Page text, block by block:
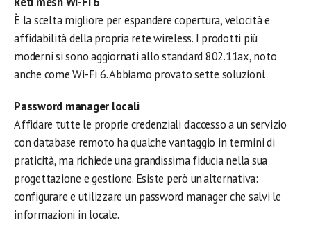
È la scelta migliore per espandere copertura, velocità e
affidabilità della propria rete wireless. I prodotti più
moderni si sono aggiornati allo standard 802.11ax, noto
anche come Wi-Fi 6. Abbiamo provato sette soluzioni.
Password manager locali
Affidare tutte le proprie credenziali d’accesso a un servizio
con database remoto ha qualche vantaggio in termini di
praticità, ma richiede una grandissima fiducia nella sua
progettazione e gestione. Esiste però un’alternativa:
configurare e utilizzare un password manager che salvi le
informazioni in locale.